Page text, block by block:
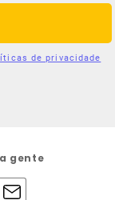
de privacidade
gente